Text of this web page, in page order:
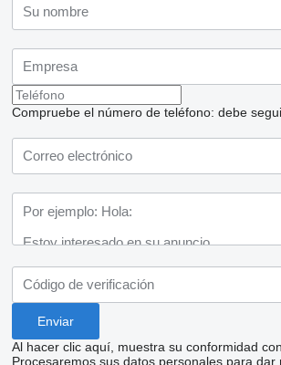
Compruebe el número de teléfono: debe
Al hacer clic aquí, muestra su conformidad
Procesaremos sus datos personales para dar